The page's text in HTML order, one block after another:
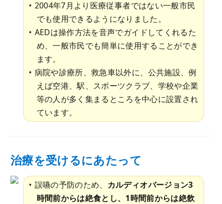
2004年7月より医療従事者ではない一般市民
でも使用できるようになりました。
AEDは操作方法を音声でガイドしてくれるた
め、一般市民でも簡単に使用することができ
ます。
病院や診療所、救急車以外に、公共施設、例
えば空港、駅、スポーツクラブ、学校や企業
等の人が多く集まるところを中心に設置され
ています。
治療を受けるにあたって
誤嚥の予防のため、 カルディオバージョン3
時間前からは絶食とし、1時間前からは絶飲